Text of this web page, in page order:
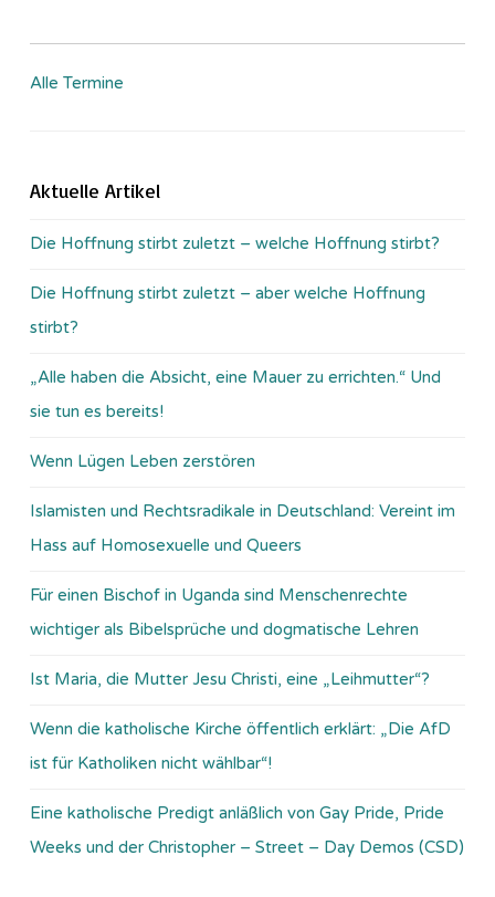
Alle Termine
Aktuelle Artikel
Die Hoffnung stirbt zuletzt – welche Hoffnung stirbt?
Die Hoffnung stirbt zuletzt – aber welche Hoffnung
stirbt?
„Alle haben die Absicht, eine Mauer zu errichten.“ Und
sie tun es bereits!
Wenn Lügen Leben zerstören
Islamisten und Rechtsradikale in Deutschland: Vereint im
Hass auf Homosexuelle und Queers
Für einen Bischof in Uganda sind Menschenrechte
wichtiger als Bibelsprüche und dogmatische Lehren
Ist Maria, die Mutter Jesu Christi, eine „Leihmutter“?
Wenn die katholische Kirche öffentlich erklärt: „Die AfD
ist für Katholiken nicht wählbar“!
Eine katholische Predigt anläßlich von Gay Pride, Pride
Weeks und der Christopher – Street – Day Demos (CSD)